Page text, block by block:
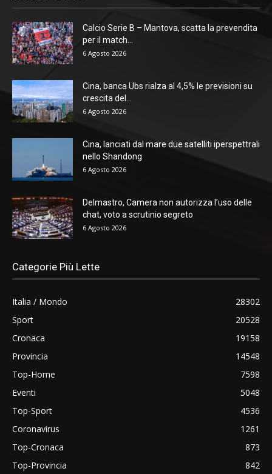
Calcio Serie B – Mantova, scatta la prevendita
per il match...
6 Agosto 2026
Cina, banca Ubs rialza al 4,5% le previsioni su
crescita del...
6 Agosto 2026
Cina, lanciati dal mare due satelliti iperspettrali
nello Shandong
6 Agosto 2026
Delmastro, Camera non autorizza l’uso delle
chat, voto a scrutinio segreto
6 Agosto 2026
Categorie Più Lette
Italia / Mondo
28302
Sport
20528
Cronaca
19158
Provincia
14548
Top-Home
7598
Eventi
5048
Top-Sport
4536
Coronavirus
1261
Top-Cronaca
873
Top-Provincia
842